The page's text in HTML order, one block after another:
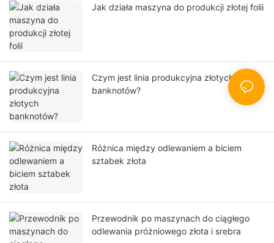
Jak działa maszyna do produkcji złotej folii
Czym jest linia produkcyjna złotych
banknotów?
Różnica między odlewaniem a biciem
sztabek złota
Przewodnik po maszynach do ciągłego
odlewania próżniowego złota i srebra